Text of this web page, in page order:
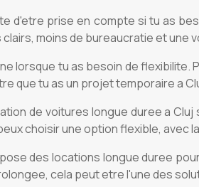
d'etre prise en compte si tu as
moins de bureaucratie et une
lorsque tu as besoin de
que tu as un projet temporaire a
de voitures longue duree a
choisir une option flexible, avec
des locations longue duree
cela peut etre l'une des